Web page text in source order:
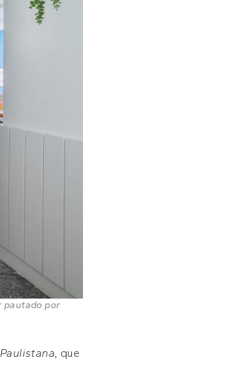
pautado por
Paulistana, que